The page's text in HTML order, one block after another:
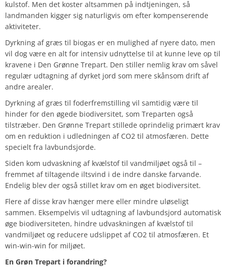
kulstof. Men det koster altsammen på indtjeningen, så
landmanden kigger sig naturligvis om efter kompenserende
aktiviteter.
Dyrkning af græs til biogas er en mulighed af nyere dato, men
vil dog være en alt for intensiv udnyttelse til at kunne leve op til
kravene i Den Grønne Trepart. Den stiller nemlig krav om såvel
regulær udtagning af dyrket jord som mere skånsom drift af
andre arealer.
Dyrkning af græs til foderfremstilling vil samtidig være til
hinder for den øgede biodiversitet, som Treparten også
tilstræber. Den Grønne Trepart stillede oprindelig primært krav
om en reduktion i udledningen af CO2 til atmosfæren. Dette
specielt fra lavbundsjorde.
Siden kom udvaskning af kvælstof til vandmiljøet også til –
fremmet af tiltagende iltsvind i de indre danske farvande.
Endelig blev der også stillet krav om en øget biodiversitet.
Flere af disse krav hænger mere eller mindre uløseligt
sammen. Eksempelvis vil udtagning af lavbundsjord automatisk
øge biodiversiteten, hindre udvaskningen af kvælstof til
vandmiljøet og reducere udslippet af CO2 til atmosfæren. Et
win-win-win for miljøet.
En Grøn Trepart i forandring?